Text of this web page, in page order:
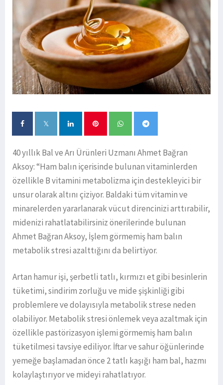
40 yıllık Bal ve Arı Ürünleri Uzmanı Ahmet Bağran
Aksoy: “Ham balın içerisinde bulunan vitaminlerden
özellikle B vitamini metabolizma için destekleyici bir
unsur olarak altını çiziyor. Baldaki tüm vitamin ve
minarelerden yararlanarak vücut direncinizi arttırabilir,
midenizi rahatlatabilirsiniz önerilerinde bulunan
Ahmet Bağran Aksoy, İşlem görmemiş ham balın
metabolik stresi azalttığını da belirtiyor.
Artan hamur işi, şerbetli tatlı, kırmızı et gibi besinlerin
tüketimi, sindirim zorluğu ve mide şişkinliği gibi
problemlere ve dolayısıyla metabolik strese neden
olabiliyor. Metabolik stresi önlemek veya azaltmak için
özellikle pastörizasyon işlemi görmemiş ham balın
tüketilmesi tavsiye ediliyor. İftar ve sahur öğünlerinde
yemeğe başlamadan önce 2 tatlı kaşığı ham bal, hazmı
kolaylaştırıyor ve mideyi rahatlatıyor.